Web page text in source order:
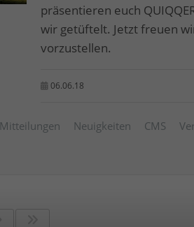
präsentieren euch
wir getüftelt. Jetzt freuen
vorzustellen.
06.06.18
Mitteilungen Neuigkeiten CMS